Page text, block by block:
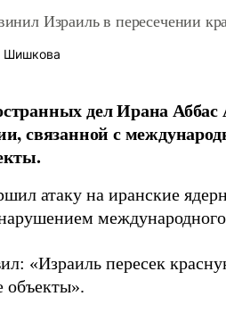
Израиль в пересечении
Шишкова
дел Ирана Аббас
связанной с
атаку на иранские
международного
«Израиль пересек
объекты».